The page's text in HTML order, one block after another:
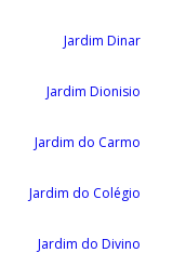
Jardim Dinar
Jardim Dionisio
Jardim do Carmo
Jardim do Colégio
Jardim do Divino